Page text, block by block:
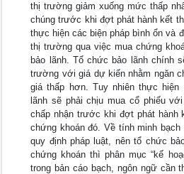
thị trường giảm xuống mức thấp
chúng trước khi đợt phát hành kết
thực hiện các biện pháp bình ổn và
thị trường qua việc mua chứng
bảo lãnh. Tổ chức bảo lãnh chính
trường với giá dự kiến nhằm ngăn
giá thấp hơn. Tuy nhiên thực
lãnh sẽ phải chịu mua cổ phiếu
chấp nhận trước khi đợt phát hành
chứng khoán đó. Về tính minh
quy định pháp luật, nên tổ chức
chứng khoán thì phân mục “kế
trong bản cáo bạch, ngôn ngữ cần